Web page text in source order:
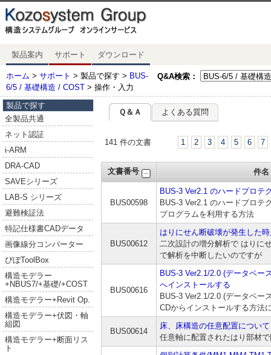
製品案内 サポート ダウンロード
Q&A検索：
ホーム > サポート > 製品で探す > BUS-
6/5 / 基礎構造 / COST > 操作・入力
製品で探す
全製品共通
ネット認証
i-ARM
DRA-CAD
SAVEシリーズ
LAB-S シリーズ
避難検証法
特記仕様書CADデータ
画像線分コンバーター
ぴぼToolBox
構造モデラー
+NBUS7/+基礎/+COST
構造モデラー+Revit Op.
構造モデラー+伏図・軸
組図
構造モデラー+断面リス
ト
Ｑ＆Ａ よくある質問
141 件の文書 1 2 3 4 5 6 7
文書番号 件名
BUS00598
BUS-3 Ver2.1 のハードプロテ
BUS-3 Ver2.1 のハードプロテ
プログラムを利用する方法
BUS00612
はりにせん断破壊が発生した
二次設計の増分解析で はりに
で解析を中断したいのですが
BUS00616
BUS-3 Ver2.1/2.0 (データベー
へインストールする
BUS-3 Ver2.1/2.0 (データベー
CDからインストールする方法
BUS00614
床、床構造の任意配置について
任意軸に配置されたはり部材